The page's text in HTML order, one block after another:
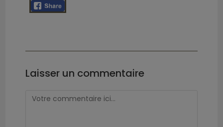
Laisser un commentaire